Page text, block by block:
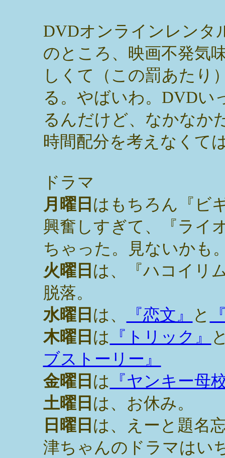
DVDオンラインレンタ
のところ、映画不発気
しくて（この罰あたり
る。やばいわ。DVDい
るんだけど、なかなか
時間配分を考えなくて
ドラマ
月曜日 はもちろん『ビ
興奮しすぎて、『ライ
ちゃった。見ないかも
火曜日 は、『ハコイリ
脱落。
水曜日 は、 『恋文』 と
木曜日 は 『トリック』
ブストーリー』
金曜日 は 『ヤンキー母
土曜日 は、お休み。
日曜日 は、えーと題名
津ちゃんのドラマはい